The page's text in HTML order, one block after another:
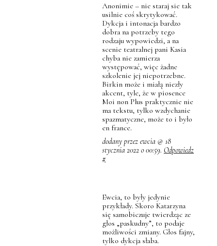
Anonimie – nie staraj sie tak
usilnie coś skrytykować.
Dykcja i intonacja bardzo
dobra na potrzeby tego
rodzaju wypowiedzi, a na
scenie teatralnej pani Kasia
chyba nie zamierza
występować, więc żadne
szkolenie jej niepotrzebne.
Birkin może i miałą niezły
akcent, tyle, że w piosence
Moi non Plus praktycznie nie
ma tekstu, tylko wzdychanie
spazmatyczne, może to i było
en france.
dodany przez ewcia @ 18
stycznia 2022 o 00:59. Odpowiedz
#
Ewcia, to były jedynie
przykłady. Skoro Katarzyna
się samobiczuje twierdząc ze
głos „paskudny”, to podaje
możliwości zmiany. Głos fajny,
tylko dykcja słaba.